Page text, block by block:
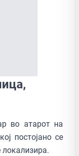
во атарот на
постојано се